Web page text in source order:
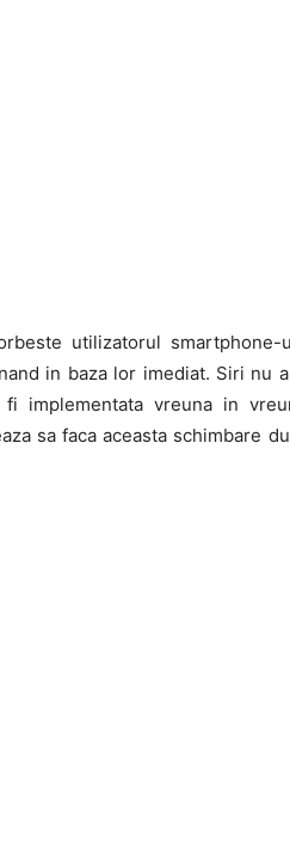
utilizatorul
in baza lor imediat. Siri nu
vreuna in
sa faca aceasta schimbare